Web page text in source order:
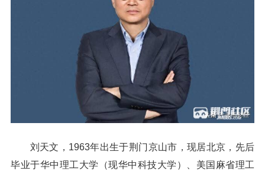
刘天文，1963年出生于荆门京山市，现居北京，先后
毕业于华中理工大学（现华中科技大学）、美国麻省理工